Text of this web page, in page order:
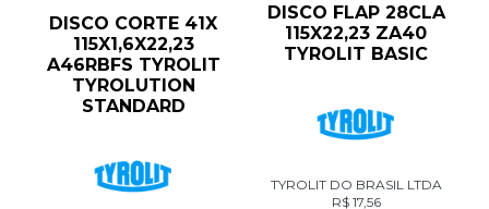
DISCO CORTE 41X
115X1,6X22,23
A46RBFS TYROLIT
TYROLUTION
STANDARD
DISCO FLAP 28CLA
115X22,23 ZA40
TYROLIT BASIC
TYROLIT DO BRASIL LTDA
R$17,56